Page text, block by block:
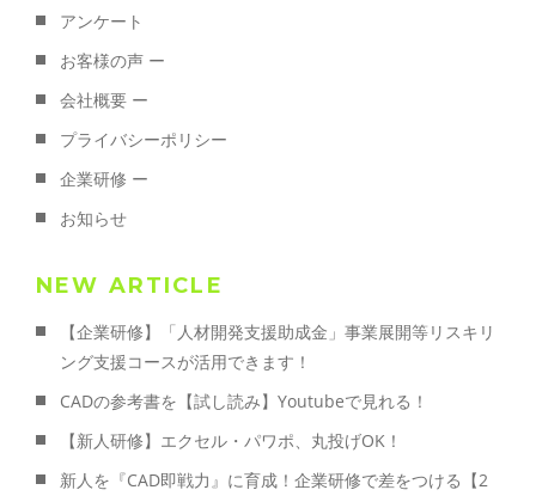
アンケート
お客様の声 ー
会社概要 ー
プライバシーポリシー
企業研修 ー
お知らせ
NEW ARTICLE
【企業研修】「人材開発支援助成金」事業展開等リスキリ
ング支援コースが活用できます！
CADの参考書を【試し読み】Youtubeで見れる！
【新人研修】エクセル・パワポ、丸投げOK！
新人を『CAD即戦力』に育成！企業研修で差をつける【2